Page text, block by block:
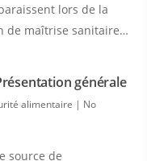
lors de la
de maîtrise sanitaire…
générale
alimentaire | No
source de